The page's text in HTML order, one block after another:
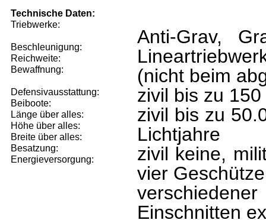
Technische Daten:
Triebwerke:
Beschleunigung:
Reichweite:
Bewaffnung:
Defensivausstattung:
Beiboote:
Länge über alles:
Höhe über alles:
Breite über alles:
Besatzung:
Energieversorgung:
Anti-Grav,
(nicht beim
zivil bis zu
zivil bis zu
Lichtjahre
zivil keine,
vier Geschütze
Einschnitten